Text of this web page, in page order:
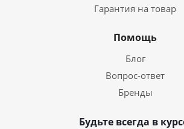
Гарантия на товар
Помощь
Блог
Вопрос-ответ
Бренды
Будьте всегда в